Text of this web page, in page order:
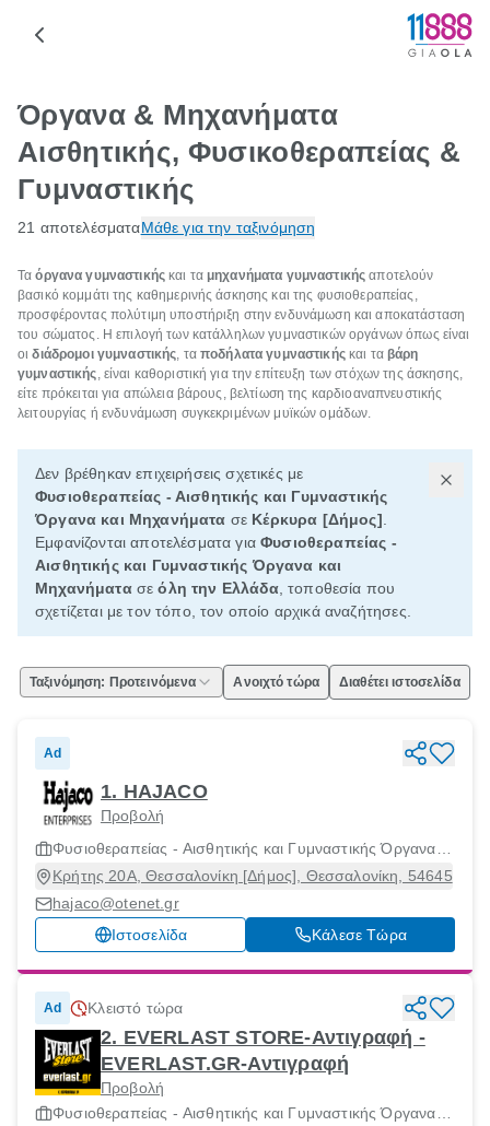
Όργανα & Μηχανήματα
Αισθητικής, Φυσικοθεραπείας &
Γυμναστικής
21 αποτελέσματαΜάθε για την ταξινόμηση
Ταόργανα γυμναστικήςκαι τα μηχανήματα γυμναστικής αποτελούν
βασικό κομμάτι της καθημερινής άσκησης και της φυσιοθεραπείας,
προσφέροντας πολύτιμη υποστήριξη στην ενδυνάμωση και αποκατάσταση
του σώματος. Η επιλογή των κατάλληλων γυμναστικών οργάνων όπως είναι
οιδιάδρομοι γυμναστικής, ταποδήλατα γυμναστικήςκαι ταβάρη
γυμναστικής, είναι καθοριστική για την επίτευξη των στόχων της άσκησης,
είτε πρόκειται για απώλεια βάρους, βελτίωση της καρδιοαναπνευστικής
λειτουργίας ή ενδυνάμωση συγκεκριμένων μυϊκών ομάδων.
Δεν βρέθηκαν επιχειρήσεις σχετικές με
Φυσιοθεραπείας - Αισθητικής και Γυμναστικής
Όργανα και Μηχανήματα σε Κέρκυρα [Δήμος]
Εμφανίζονται αποτελέσματα γιαΦυσιοθεραπείας -
Αισθητικής και Γυμναστικής Όργανα και
Μηχανήματασεόλη την Ελλάδα, τοποθεσία που
σχετίζεται με τον τόπο, τον οποίο αρχικά αναζήτησες.
Ταξινόμηση: Προτεινόμενα Ανοιχτό τώρα Διαθέτει ιστοσελίδα
Ad
1. HAJACO
Προβολή
Φυσιοθεραπείας - Αισθητικής και Γυμναστικής Όργανα
και Μηχανήματα
Κρήτης 20Α, Θεσσαλονίκη [Δήμος], Θεσσαλονίκη, 54645
hajaco@otenet.gr
Ιστοσελίδα
Κάλεσε Τώρα
Ad Κλειστό τώρα
2. EVERLAST STORE-Αντιγραφή -
EVERLAST.GR-Αντιγραφή
Προβολή
Φυσιοθεραπείας - Αισθητικής και Γυμναστικής Όργανα